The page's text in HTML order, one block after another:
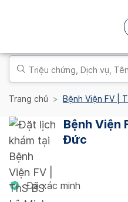
Trang chủ Bệnh Viện FV |
Bệnh Viện
Đức
Đã xác minh